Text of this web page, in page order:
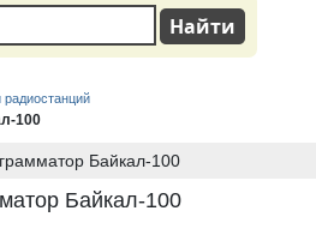
100
Байкал-100
Байкал-100